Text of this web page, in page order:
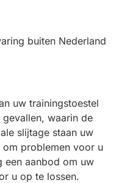
buiten Nederland
uw trainingstoestel
waarin de
slijtage staan uw
problemen voor u
een aanbod om uw
u op te lossen.